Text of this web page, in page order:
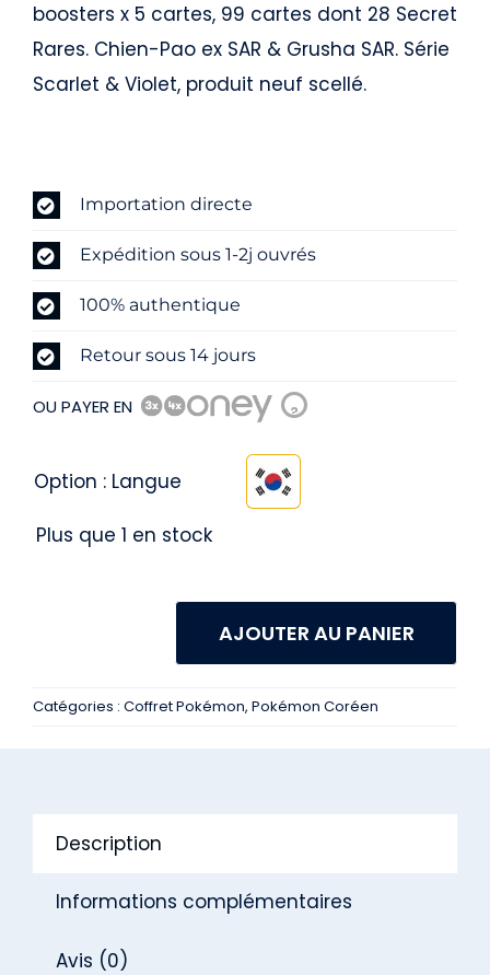
boosters x 5 cartes, 99 cartes dont 28 Secret
Rares. Chien-Pao ex SAR & Grusha SAR. Série
Scarlet & Violet, produit neuf scellé.
Importation directe
Expédition sous 1-2j ouvrés
100% authentique
Retour sous 14 jours
OU PAYER EN ?
Option : Langue
Plus que 1 en stock
Display
Hazard
Coréen
AJOUTER AU PANIER
Catégories : Coffret Pokémon, Pokémon Coréen
Description
Informations complémentaires
Avis (0)